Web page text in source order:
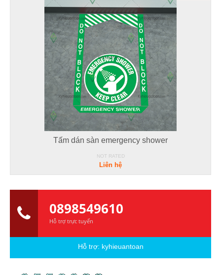
Tấm dán sàn emergency shower
NOT RATED
Liên hệ
0898549610
Hỗ trợ trực tuyến
Hỗ trợ: kyhieuantoan